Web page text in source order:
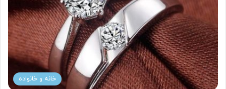
خانه و خانواده